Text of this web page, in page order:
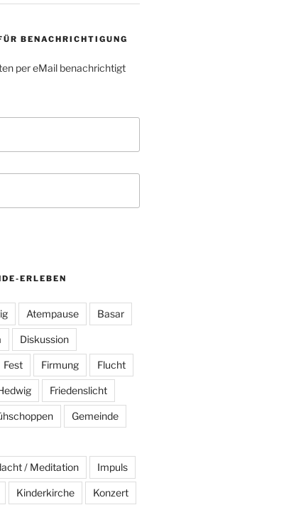
BENACHRICHTIGUNG
per eMail benachrichtigt
ERLEBEN
Atempause Basar
Diskussion
Fest Firmung Flucht
Friedenslicht
Gemeinde
/ Meditation Impuls
Kinderkirche Konzert